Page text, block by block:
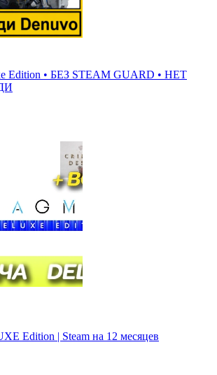
Edition • БЕЗ STEAM GUARD • НЕТ
Edition | Steam на 12 месяцев